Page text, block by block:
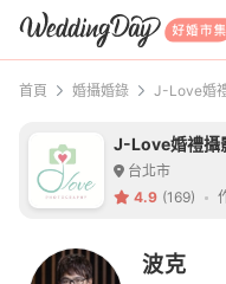
首頁 婚攝婚錄
J-Love婚禮攝
台北市
4.9 (169)
波克